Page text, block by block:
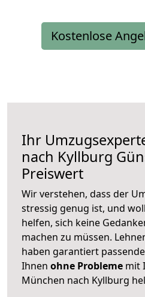
Kostenlose
Ihr
nach Kyllburg
Preiswert
Wir verstehen, dass der
stressig genug ist, und
helfen, sich keine
machen zu müssen.
haben garantiert
Ihnen ohne Probleme mit
München nach Kyllburg